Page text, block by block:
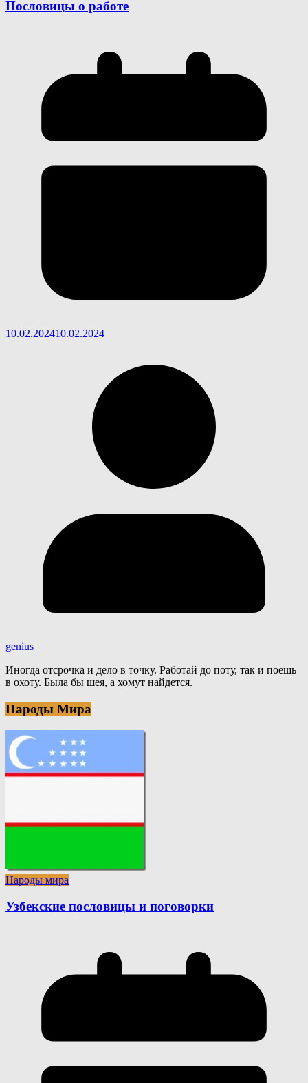
Пословицы о работе
10.02.202410.02.2024
genius
Иногда отсрочка и дело в точку. Работай до поту, так и поешь
в охоту. Была бы шея, а хомут найдется.
Народы Мира
Народы мира
Узбекские пословицы и поговорки